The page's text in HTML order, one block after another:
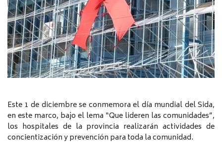
Este 1 de diciembre se conmemora el día mundial del Sida,
en este marco, bajo el lema “Que lideren las comunidades”,
los hospitales de la provincia realizarán actividades de
concientización y prevención para toda la comunidad.